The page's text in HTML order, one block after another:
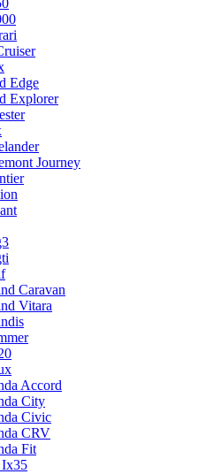
Edge
Explorer
Journey
Caravan
Vitara
Accord
City
Civic
CRV
Fit
Ix35